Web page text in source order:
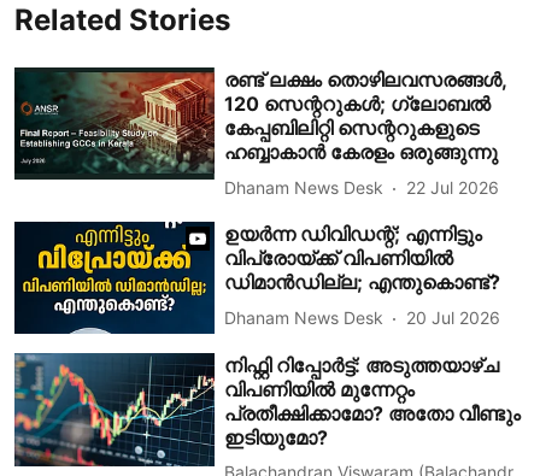
Related Stories
രണ്ട് ലക്ഷം തൊഴിലവസരങ്ങൾ,
120 സെന്ററുകൾ; ഗ്ലോബൽ
കേപ്പബിലിറ്റി സെന്ററുകളുടെ
ഹബ്ബാകാൻ കേരളം ഒരുങ്ങുന്നു
Dhanam News Desk 22 Jul 2026
ഉയർന്ന ഡിവിഡന്റ്; എന്നിട്ടും
വിപ്രോയ്ക്ക് വിപണിയിൽ
ഡിമാൻഡില്ല; എന്തുകൊണ്ട്?
Dhanam News Desk 20 Jul 2026
നിഫ്റ്റി റിപ്പോർട്ട്: അടുത്തയാഴ്ച
വിപണിയിൽ മുന്നേറ്റം
പ്രതീക്ഷിക്കാമോ? അതോ വീണ്ടും
ഇടിയുമോ?
Balachandran Viswaram (Balachandr